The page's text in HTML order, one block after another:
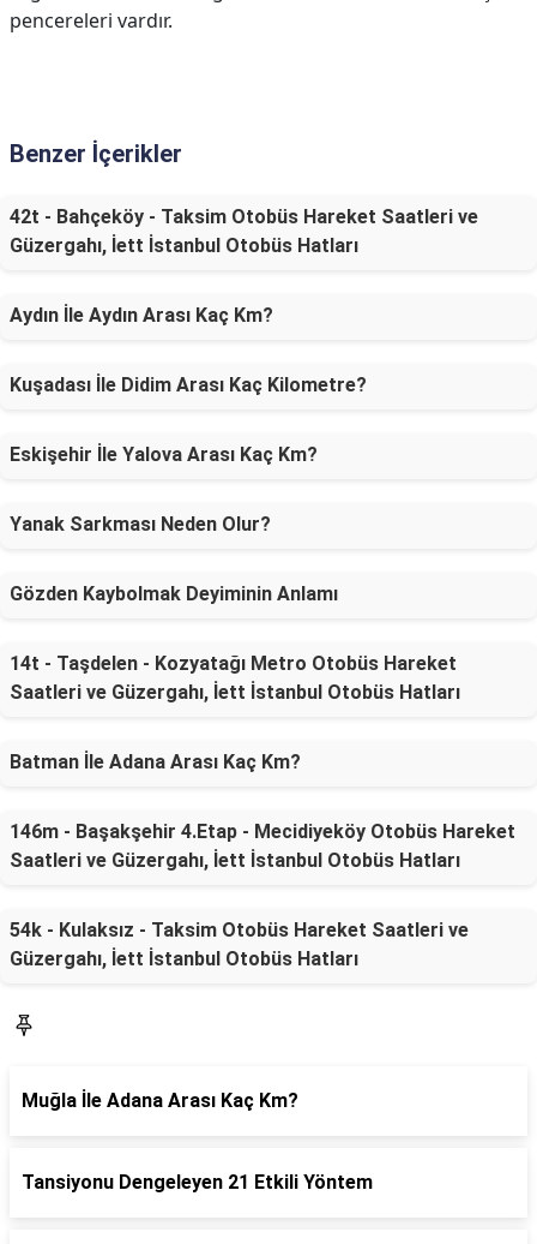
pencereleri vardır.
Benzer İçerikler
42t - Bahçeköy - Taksim Otobüs Hareket Saatleri ve
Güzergahı, İett İstanbul Otobüs Hatları
Aydın İle Aydın Arası Kaç Km?
Kuşadası İle Didim Arası Kaç Kilometre?
Eskişehir İle Yalova Arası Kaç Km?
Yanak Sarkması Neden Olur?
Gözden Kaybolmak Deyiminin Anlamı
14t - Taşdelen - Kozyatağı Metro Otobüs Hareket
Saatleri ve Güzergahı, İett İstanbul Otobüs Hatları
Batman İle Adana Arası Kaç Km?
146m - Başakşehir 4.Etap - Mecidiyeköy Otobüs Hareket
Saatleri ve Güzergahı, İett İstanbul Otobüs Hatları
54k - Kulaksız - Taksim Otobüs Hareket Saatleri ve
Güzergahı, İett İstanbul Otobüs Hatları
Muğla İle Adana Arası Kaç Km?
Tansiyonu Dengeleyen 21 Etkili Yöntem